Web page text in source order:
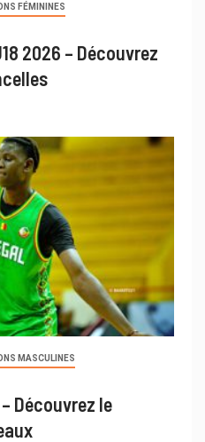
FÉMININES
2026 – Découvrez
MASCULINES
Découvrez le